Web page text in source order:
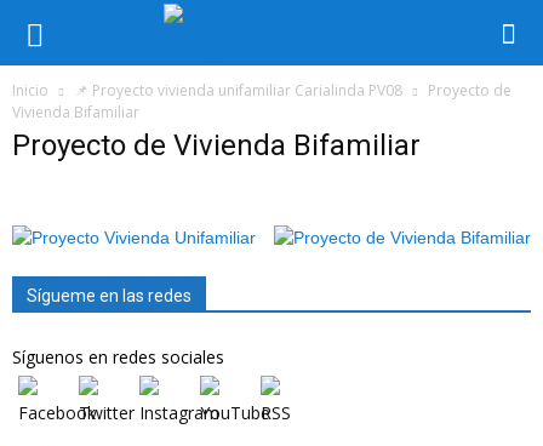
Inicio 📌 Proyecto vivienda unifamiliar Carialinda PV08
Proyecto de
Vivienda Bifamiliar
Proyecto de Vivienda Bifamiliar
Sígueme en las redes
Síguenos en redes sociales